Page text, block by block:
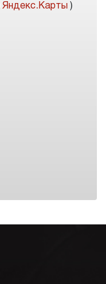
Яндекс.Карты )